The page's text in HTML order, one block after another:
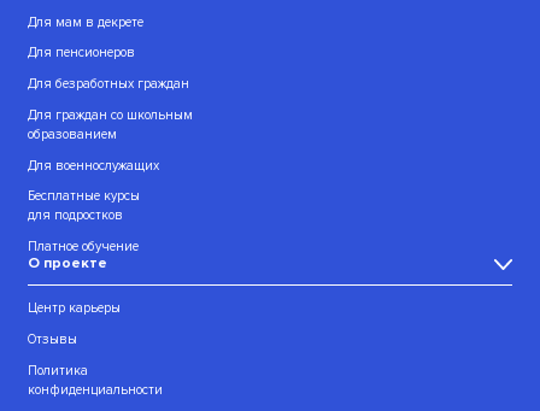
Для мам в декрете
Для пенсионеров
Для безработных граждан
Для граждан со школьным
образованием
Для военнослужащих
Бесплатные курсы
для подростков
Платное обучение
О проекте
Центр карьеры
Отзывы
Политика
конфиденциальности